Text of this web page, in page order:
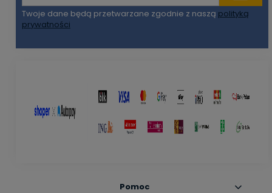
Twoje dane będą przetwarzane zgodnie z naszą polityką
prywatności
Pomoc